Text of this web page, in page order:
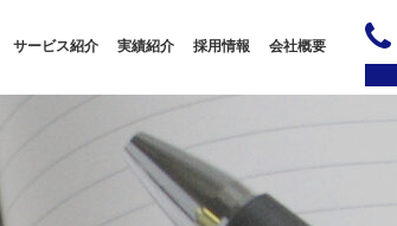
サービス紹介 実績紹介 採用情報 会社概要